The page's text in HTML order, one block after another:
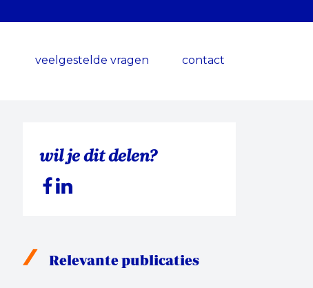
veelgestelde vragen contact
wil je dit delen?
Relevante publicaties